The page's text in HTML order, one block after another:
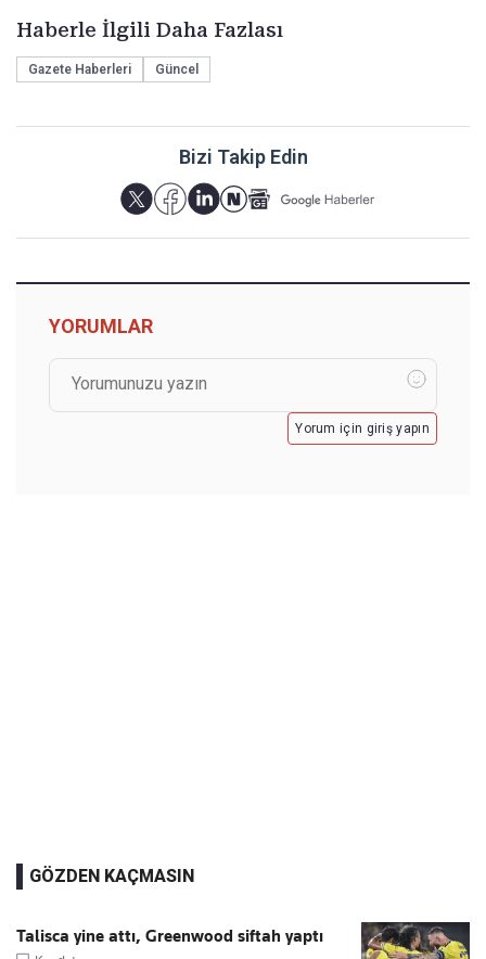
Haberle İlgili Daha Fazlası
Gazete Haberleri Güncel
Bizi Takip Edin
YORUMLAR
Yorum için giriş yapın
GÖZDEN KAÇMASIN
Talisca yine attı, Greenwood siftah yaptı